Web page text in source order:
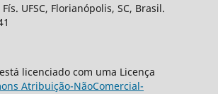
UFSC, Florianópolis, SC, Brasil.
licenciado com uma Licença
Atribuição-NãoComercial-